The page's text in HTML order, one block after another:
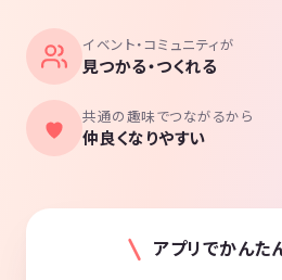
イベント・コミュニティが
見つかる・つくれる
共通の趣味でつながるから
仲良くなりやすい
アプリでかんた